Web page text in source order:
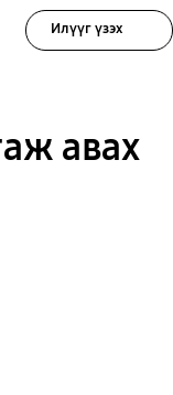
Илүүг үзэх
авах